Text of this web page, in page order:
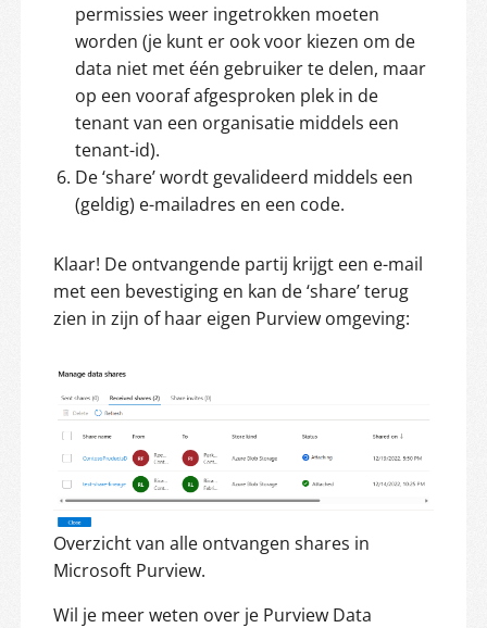
permissies weer ingetrokken moeten
worden (je kunt er ook voor kiezen om de
data niet met één gebruiker te delen, maar
op een vooraf afgesproken plek in de
tenant van een organisatie middels een
tenant-id).
De ‘share’ wordt gevalideerd middels een
(geldig) e-mailadres en een code.
Klaar! De ontvangende partij krijgt een e-mail
met een bevestiging en kan de ‘share’ terug
zien in zijn of haar eigen Purview omgeving:
Overzicht van alle ontvangen shares in
Microsoft Purview.
Wil je meer weten over je Purview Data